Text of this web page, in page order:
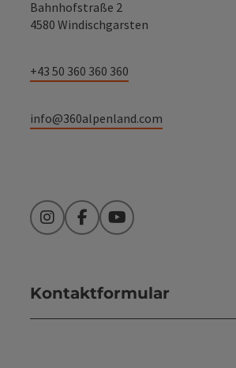
Bahnhofstraße 2
4580 Windischgarsten
+43 50 360 360 360
info@360alpenland.com
InstagramFacebookYouTube
Kontaktformular